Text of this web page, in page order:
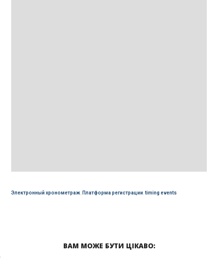
Электронный хронометраж, Платформа регистрации timing events
ВАМ МОЖЕ БУТИ ЦІКАВО: